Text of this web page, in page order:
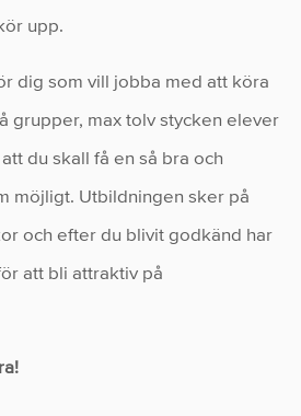
upp.
dig som vill jobba med att köra
grupper, max tolv stycken elever
du skall få en så bra och
möjligt. Utbildningen sker på
och efter du blivit godkänd har
att bli attraktiv på